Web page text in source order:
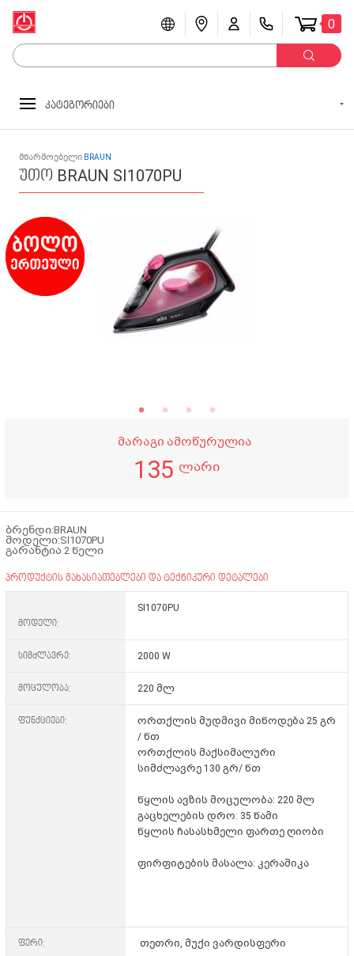
0
კატეგორიები
მწარმოებელი BRAUN
უთო BRAUN SI1070PU
მარაგი ამოწურულია
135 ლარი
ბრენდი:BRAUN
მოდელი:SI1070PU
გარანტია 2 წელი
პროდუქტის მახასიათებლები და ტექნიკური დეტალები
მოდელი:
SI1070PU
სიმძლავრე: 2000 W
მოცულობა: 220 მლ
ფუნქციები:
ორთქლის მუდმივი მიწოდება 25 გრ
/ წთ
ორთქლის მაქსიმალური
სიმძლავრე 130 გრ/ წთ
წყლის ავზის მოცულობა: 220 მლ
გაცხელების დრო: 35 წამი
წყლის ჩასასხმელი ფართე ღიობი
ფირფიტების მასალა: კერამიკა
ფერი: თეთრი, მუქი ვარდისფერი